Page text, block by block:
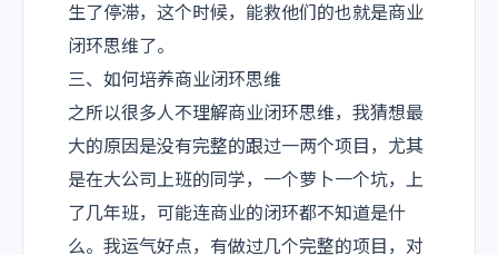
生了停滞，这个时候，能救他们的也就是商业
闭环思维了。
三、如何培养商业闭环思维
之所以很多人不理解商业闭环思维，我猜想最
大的原因是没有完整的跟过一两个项目，尤其
是在大公司上班的同学，一个萝卜一个坑，上
了几年班，可能连商业的闭环都不知道是什
么。我运气好点，有做过几个完整的项目，对